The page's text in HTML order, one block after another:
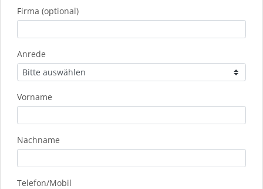
Firma (optional)
Anrede
Vorname
Nachname
Telefon/Mobil